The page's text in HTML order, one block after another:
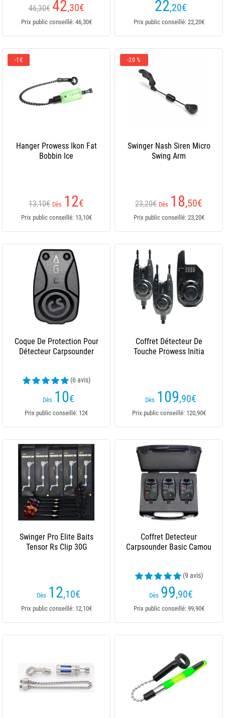
46,30€ 42,30€
Prix public conseillé: 46,30€
22,20€
Prix public conseillé: 22,20€
-1€
Hanger Prowess Ikon Fat
Bobbin Ice
13,10€ Dès 12€
Prix public conseillé: 13,10€
-20 %
Swinger Nash Siren Micro
Swing Arm
23,20€ Dès 18,50€
Prix public conseillé: 23,20€
Coque De Protection Pour
Détecteur Carpsounder
(6 avis)
Dès 10€
Prix public conseillé: 12€
Coffret Détecteur De
Touche Prowess Initia
Dès 109,90€
Prix public conseillé: 120,90€
Swinger Pro Elite Baits
Tensor Rs Clip 30G
Dès 12,10€
Prix public conseillé: 12,10€
Coffret Detecteur
Carpsounder Basic Camou
(9 avis)
Dès 99,90€
Prix public conseillé: 99,90€